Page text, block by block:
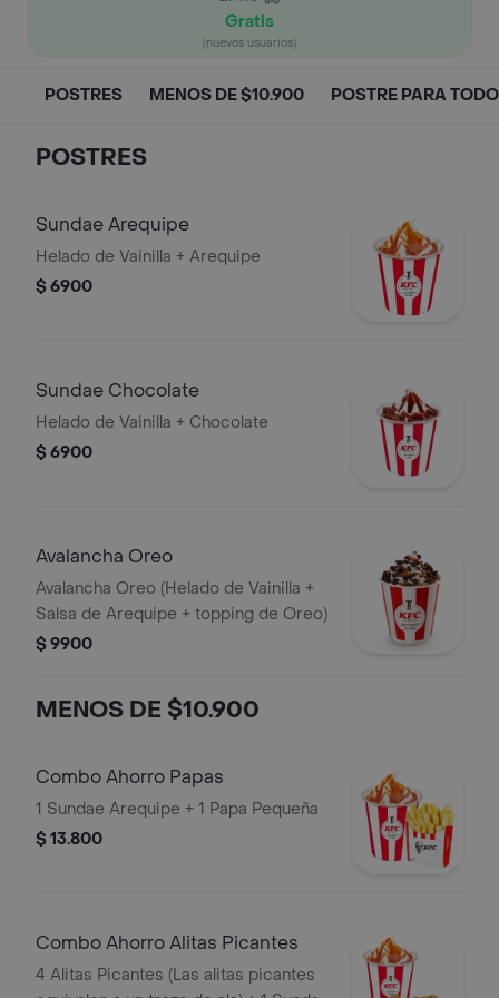
Gratis
(nuevos usuarios)
POSTRES MENOS DE $10.900 POSTRE PARA
POSTRES
Sundae Arequipe
Helado de Vainilla + Arequipe
$ 6900
Sundae Chocolate
Helado de Vainilla + Chocolate
$ 6900
Avalancha Oreo
Avalancha Oreo (Helado de Vainilla +
Salsa de Arequipe + topping de Oreo)
$ 9900
MENOS DE $10.900
Combo Ahorro Papas
1 Sundae Arequipe + 1 Papa Pequeña
$ 13.800
Combo Ahorro Alitas Picantes
4 Alitas Picantes (Las alitas picantes